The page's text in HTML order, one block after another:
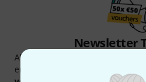
Newsletter
Abonați-vă la buletinul
engleză și, cu puțin noroc,